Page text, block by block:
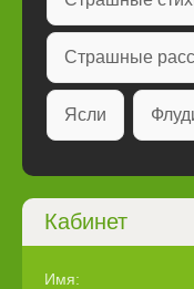
Страшные
Ясли
Кабинет
Имя: